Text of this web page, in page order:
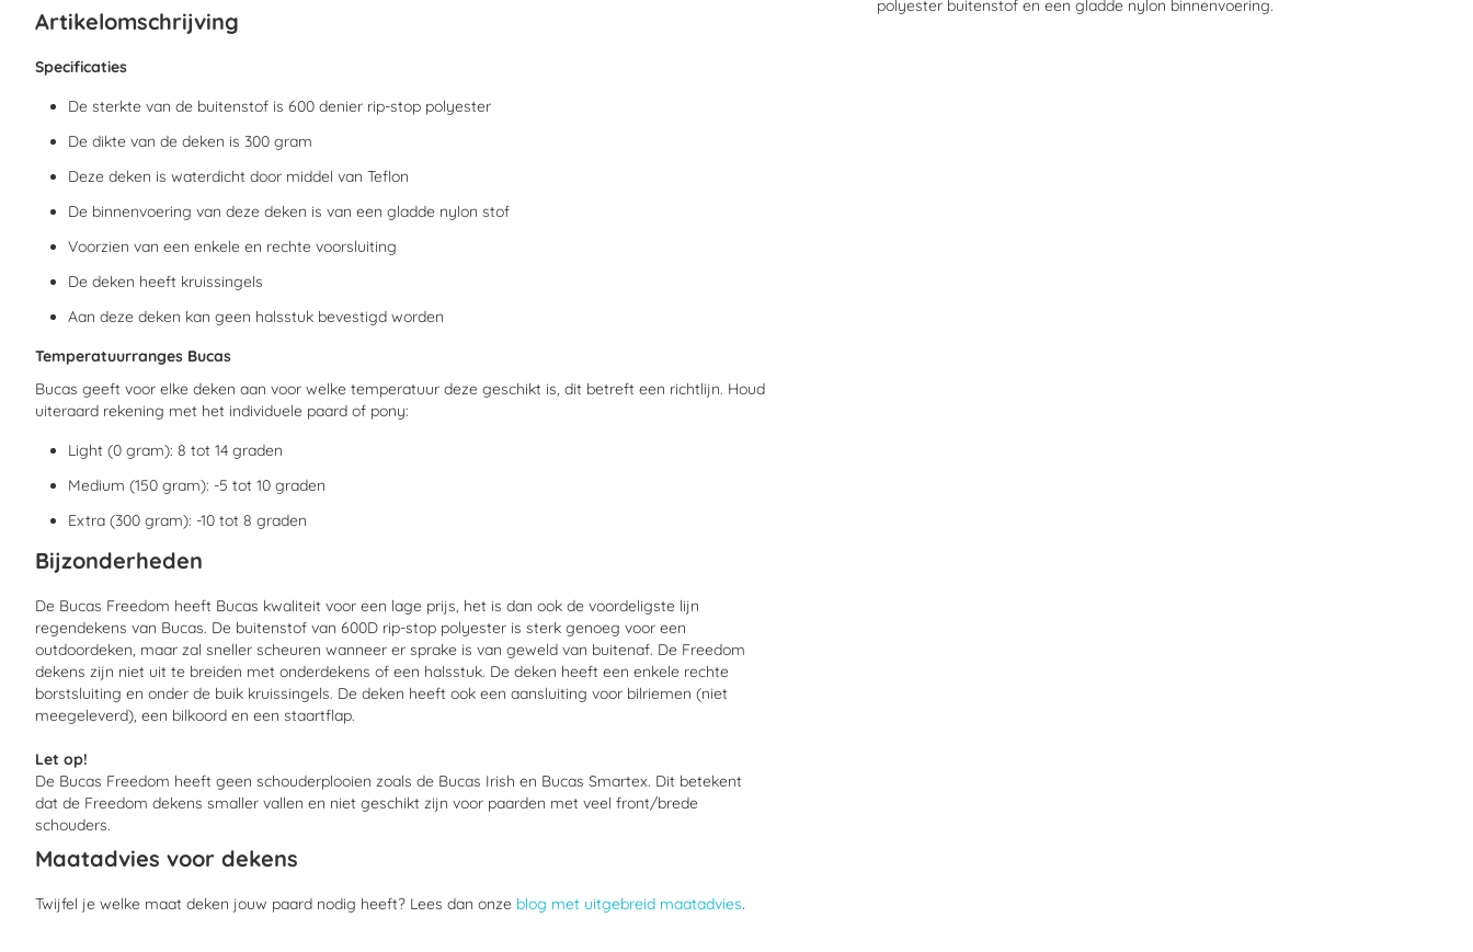
polyester buitenstof en een gladde nylon binnenvoering.
van
afbeeldingen-
Artikelomschrijving
Specificaties
De sterkte van de buitenstof is 600 denier rip-stop polyester
De dikte van de deken is 300 gram
Deze deken is waterdicht door middel van Teflon
De binnenvoering van deze deken is van een gladde nylon stof
Voorzien van een enkele en rechte voorsluiting
De deken heeft kruissingels
Aan deze deken kan geen halsstuk bevestigd worden
Temperatuurranges Bucas
Bucas geeft voor elke deken aan voor welke temperatuur deze geschikt is, dit betreft een richtlijn. Houd
uiteraard rekening met het individuele paard of pony:
Light (0 gram): 8 tot 14 graden
Medium (150 gram): -5 tot 10 graden
Extra (300 gram): -10 tot 8 graden
Bijzonderheden
De Bucas Freedom heeft Bucas kwaliteit voor een lage prijs, het is dan ook de voordeligste lijn
regendekens van Bucas. De buitenstof van 600D rip-stop polyester is sterk genoeg voor een
outdoordeken, maar zal sneller scheuren wanneer er sprake is van geweld van buitenaf. De Freedom
dekens zijn niet uit te breiden met onderdekens of een halsstuk. De deken heeft een enkele rechte
borstsluiting en onder de buik kruissingels. De deken heeft ook een aansluiting voor bilriemen (niet
meegeleverd), een bilkoord en een staartflap.
Let op!
De Bucas Freedom heeft geen schouderplooien zoals de Bucas Irish en Bucas Smartex. Dit betekent
dat de Freedom dekens smaller vallen en niet geschikt zijn voor paarden met veel front/brede
schouders.
Maatadvies voor dekens
Twijfel je welke maat deken jouw paard nodig heeft? Lees dan onze blog met uitgebreid maatadvies.